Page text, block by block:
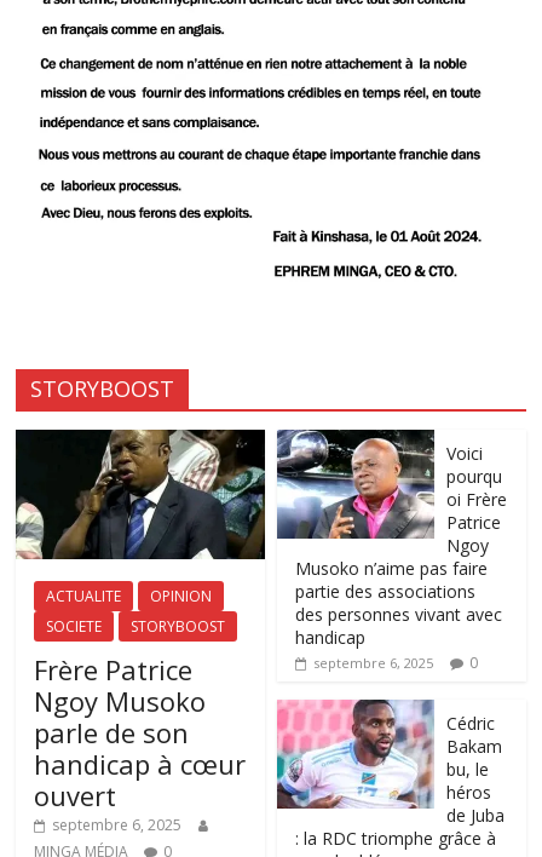
STORYBOOST
ACTUALITE
OPINION
SOCIETE
STORYBOOST
Frère Patrice
Ngoy Musoko
parle de son
handicap à cœur
ouvert
septembre 6, 2025
MINGA MÉDIA
0
Voici
pourqu
oi Frère
Patrice
Ngoy
Musoko n’aime pas faire
partie des associations
des personnes vivant avec
handicap
septembre 6, 2025 0
‎Cédric
Bakam
bu, le
héros
de Juba
: la RDC triomphe grâce à